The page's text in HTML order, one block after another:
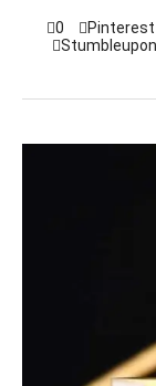
0 Pinterest
Stumbleupon